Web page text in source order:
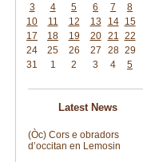
3
4 5 6 7 8
10
11 12 13 14 15
17
18 19 20 21 22
24
25 26 27 28 29
31
1 2 3 4 5
Latest News
(Òc) Cors e obradors
d’occitan en Lemosin